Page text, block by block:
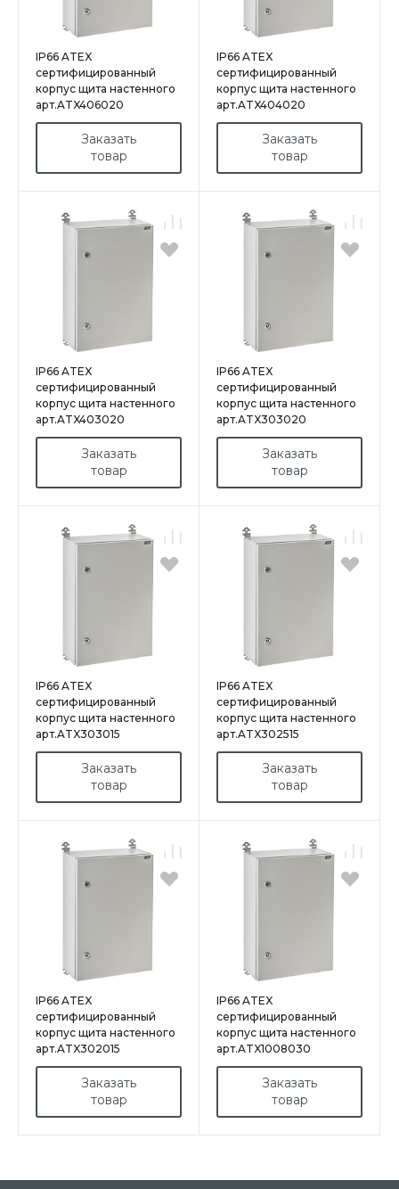
IP66 ATEX
сертифицированный
корпус щита настенного
арт.ATX406020
Заказать
товар
IP66 ATEX
сертифицированный
корпус щита настенного
арт.ATX404020
Заказать
товар
IP66 ATEX
сертифицированный
корпус щита настенного
арт.ATX403020
Заказать
товар
IP66 ATEX
сертифицированный
корпус щита настенного
арт.ATX303020
Заказать
товар
IP66 ATEX
сертифицированный
корпус щита настенного
арт.ATX303015
Заказать
товар
IP66 ATEX
сертифицированный
корпус щита настенного
арт.ATX302515
Заказать
товар
IP66 ATEX
сертифицированный
корпус щита настенного
арт.ATX302015
Заказать
товар
IP66 ATEX
сертифицированный
корпус щита настенного
арт.ATX1008030
Заказать
товар